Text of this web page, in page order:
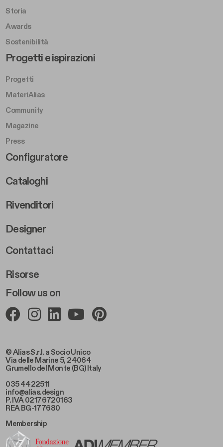
© Alias S.r.l. a Socio Unico
Via delle Marine 5, 24064
Grumello del Monte (BG) Italy
035 4422511
info@alias.design
P. IVA 02176720163
REA BG-177680
Storia
Awards
Sostenibilità
Follow us on
Footer Left Middle B
Progetti e ispirazioni
Progetti
MateriAlias
Community
Magazine
Press
Footer Right Middle B
Configuratore
Cataloghi
Rivenditori
Designer
Footer Right 2
Contattaci
Risorse
Membership